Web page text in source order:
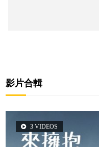
影片合輯
3 VIDEOS
5 VIDEOS
14 VIDEOS
2 VIDEOS
6 VIDEOS